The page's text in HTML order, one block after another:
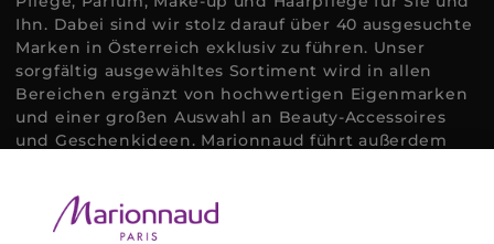
Ihn. Dabei sind wir stolz darauf über 40 ausgesuchte
Marken in Österreich exklusiv zu führen. Unser
sorgfältig ausgewähltes Sortiment wird in allen
Bereichen ergänzt von hochwertigen Eigenmarken
und einer großen Auswahl an Beauty-Accessoires
und Geschenkideen. Marionnaud führt außerdem
Bedürfnissen individuell mit der perfekten Lösung
helfen zu können. Entdecken Sie auch unsere